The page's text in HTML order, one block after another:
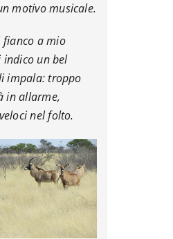
motivo musicale.
fianco a mio
un bel
impala: troppo
in allarme,
nel folto.